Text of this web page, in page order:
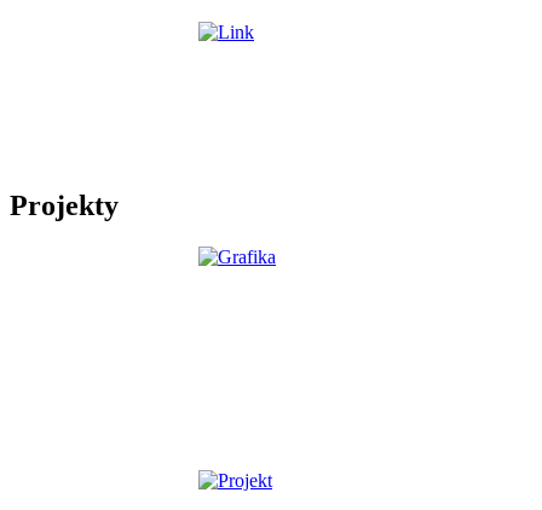
Projekty